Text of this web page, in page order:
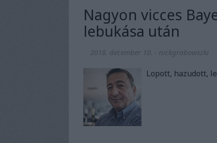
Nagyon vicces
lebukása után
2018. december 10. - nickgrabowszki
Lopott, hazudott,